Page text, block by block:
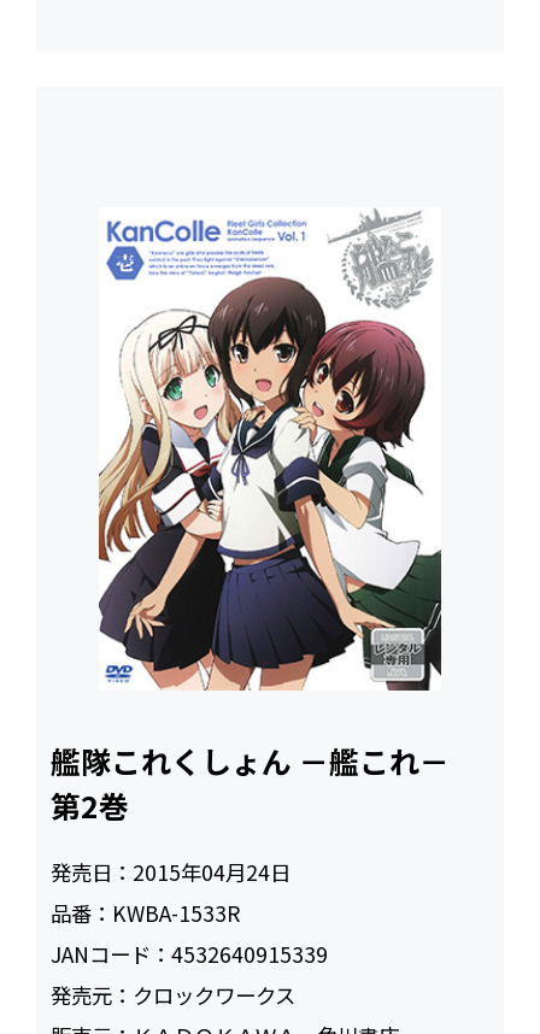
艦隊これくしょん －艦これ－
第2巻
発売日： 2015年04月24日
品番： KWBA-1533R
JANコード：4532640915339
発売元： クロックワークス